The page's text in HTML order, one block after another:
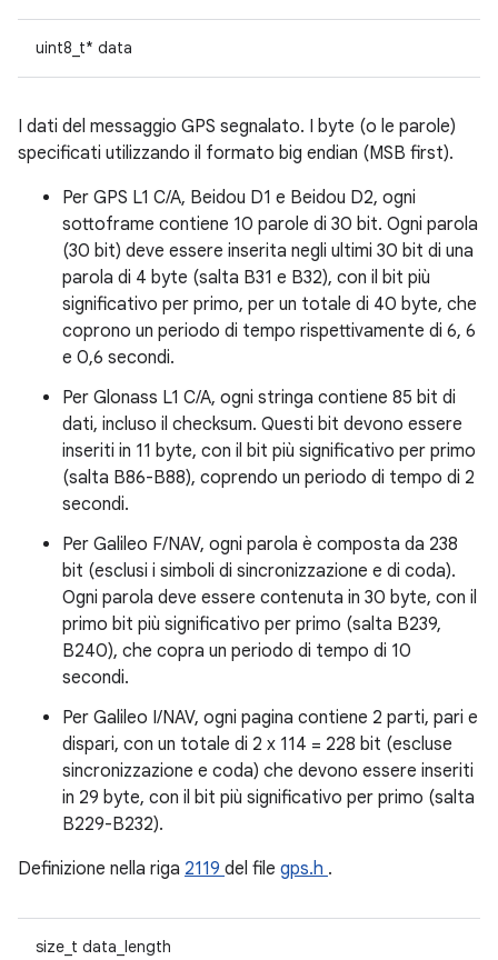
uint8_t* data
I dati del messaggio GPS segnalato. I byte (o le parole)
specificati utilizzando il formato big endian (MSB first).
Per GPS L1 C/A, Beidou D1 e Beidou D2, ogni
sottoframe contiene 10 parole di 30 bit. Ogni parola
(30 bit) deve essere inserita negli ultimi 30 bit di una
parola di 4 byte (salta B31 e B32), con il bit più
significativo per primo, per un totale di 40 byte, che
coprono un periodo di tempo rispettivamente di 6, 6
e 0,6 secondi.
Per Glonass L1 C/A, ogni stringa contiene 85 bit di
dati, incluso il checksum. Questi bit devono essere
inseriti in 11 byte, con il bit più significativo per primo
(salta B86-B88), coprendo un periodo di tempo di 2
secondi.
Per Galileo F/NAV, ogni parola è composta da 238
bit (esclusi i simboli di sincronizzazione e di coda).
Ogni parola deve essere contenuta in 30 byte, con il
primo bit più significativo per primo (salta B239,
B240), che copra un periodo di tempo di 10
secondi.
Per Galileo I/NAV, ogni pagina contiene 2 parti, pari e
dispari, con un totale di 2 x 114 = 228 bit (escluse
sincronizzazione e coda) che devono essere inseriti
in 29 byte, con il bit più significativo per primo (salta
B229-B232).
Definizione nella riga 2119 del file gps.h .
size_t data_length